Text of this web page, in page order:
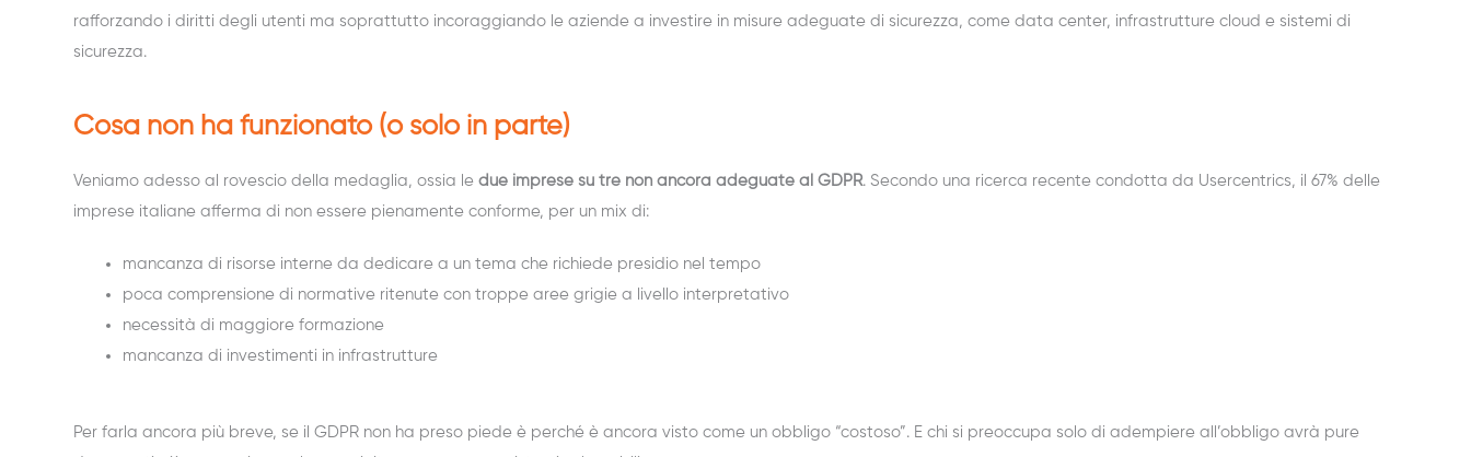
rafforzando i diritti degli utenti ma soprattutto incoraggiando le aziende a investire in misure adeguate di sicurezza, come data center, infrastrutture cloud e sistemi di
sicurezza.
Cosa non ha funzionato (o solo in parte)
Veniamo adesso al rovescio della medaglia, ossia le due imprese su tre non ancora adeguate al GDPR. Secondo una ricerca recente condotta da Usercentrics, il 67% delle
imprese italiane afferma di non essere pienamente conforme, per un mix di:
mancanza di risorse interne da dedicare a un tema che richiede presidio nel tempo
poca comprensione di normative ritenute con troppe aree grigie a livello interpretativo
necessità di maggiore formazione
mancanza di investimenti in infrastrutture
Per farla ancora più breve, se il GDPR non ha preso piede è perché è ancora visto come un obbligo “costoso”. E chi si preoccupa solo di adempiere all’obbligo avrà pure